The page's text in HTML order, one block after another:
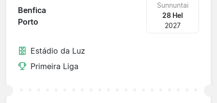
Benfica
Porto
Sunnuntai
28 Hel
2027
Estádio da Luz
Primeira Liga